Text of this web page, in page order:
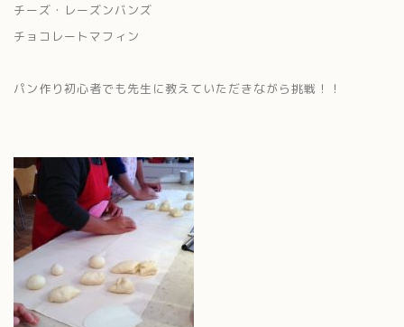
チーズ・レーズンバンズ
チョコレートマフィン
パン作り初心者でも先生に教えていただきながら挑戦！！